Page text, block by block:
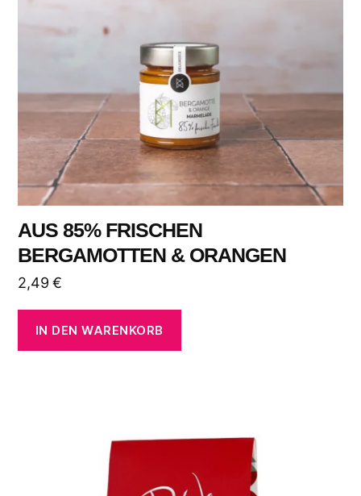
AUS 85% FRISCHEN
BERGAMOTTEN & ORANGEN
2,49€
IN DEN WARENKORB